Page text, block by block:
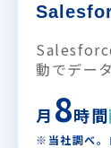
動でデー
月 8時間
※当社調べ。